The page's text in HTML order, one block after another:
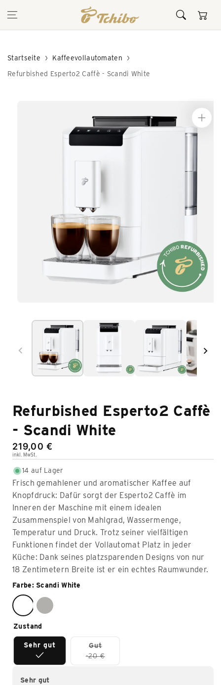
Inhalt
Startseite
Kaffeevollautomaten
Refurbished Esperto2 Caffè - Scandi White
Refurbished Esperto2 Caffè
- Scandi White
Normaler
Preis
219,00 €
inkl. MwSt.
14 auf Lager
Frisch gemahlener und aromatischer Kaffee auf
Knopfdruck: Dafür sorgt der Esperto2 Caffè im
Inneren der Maschine mit einem idealen
Zusammenspiel von Mahlgrad, Wassermenge,
Temperatur und Druck. Trotz seiner vielfältigen
Funktionen findet der Vollautomat Platz in jeder
Küche: Dank seines platzsparenden Designs von nur
18 Zentimetern Breite ist er ein echtes Raumwunder.
Farbe: Scandi White
Zustand
Sehr gut
Gut
-20 €
Sehr gut